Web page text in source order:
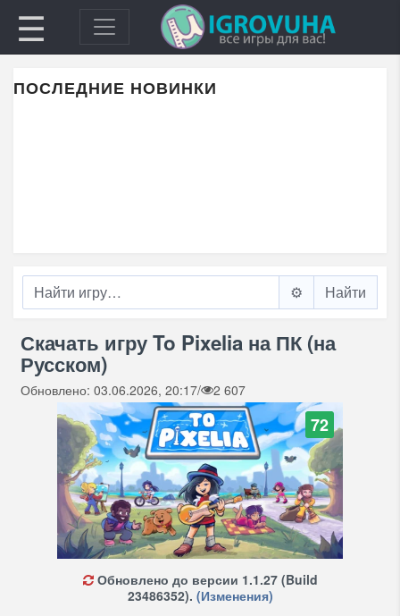
☰
ПОСЛЕДНИЕ НОВИНКИ
⚙️
Скачать игру To Pixelia на ПК (на
Русском)
Обновлено: 03.06.2026, 20:17/ 2 607
72
Обновлено до версии 1.1.27 (Build
23486352). (Изменения)